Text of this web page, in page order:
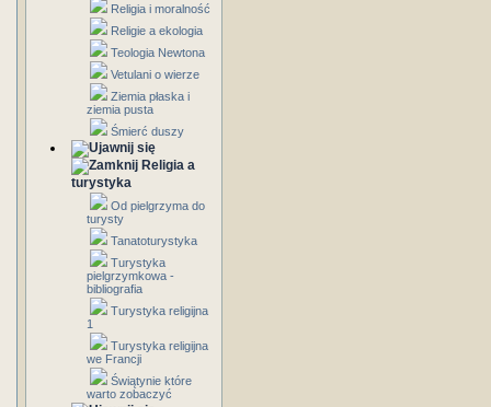
Religia i moralność
Religie a ekologia
Teologia Newtona
Vetulani o wierze
Ziemia płaska i
ziemia pusta
Śmierć duszy
Religia a
turystyka
Od pielgrzyma do
turysty
Tanatoturystyka
Turystyka
pielgrzymkowa -
bibliografia
Turystyka religijna
1
Turystyka religijna
we Francji
Świątynie które
warto zobaczyć